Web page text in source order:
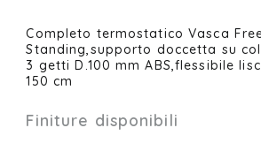
Completo termostatico Vasca
Standing,supporto doccetta su
3 getti D.100 mm ABS,flessibile
150 cm
Finiture disponibili